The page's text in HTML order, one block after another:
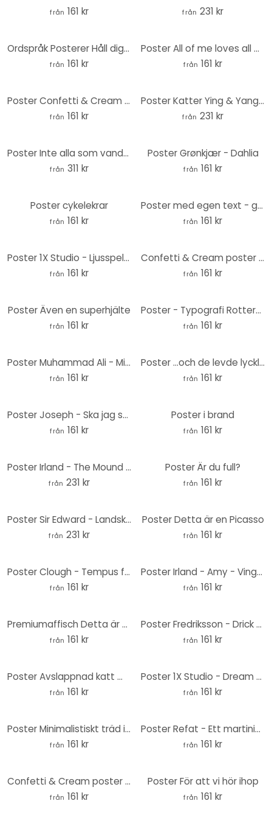
från 161 kr från 231 kr
Ordspråk Posterer Håll dig inspirerad
från 161 kr
Poster All of me loves all of you
från 161 kr
Poster Confetti & Cream - Be-you-tiful
från 161 kr
Poster Katter Ying & Yang - Tunaboylu - Rund
från 231 kr
Poster Inte alla som vandrar går vilse + hjärta sticky dots
från 311 kr
Poster Grønkjær - Dahlia
från 161 kr
Poster cykelekrar
från 161 kr
Poster med egen text - gatuskylt svart och vitt
från 161 kr
Poster 1X Studio - Ljusspel i svartvitt
från 161 kr
Confetti & Cream poster - Lycka är hemlagad
från 161 kr
Poster Även en superhjälte
från 161 kr
Poster - Typografi Rotterdam
från 161 kr
Poster Muhammad Ali - Mielu
från 161 kr
Poster ...och de levde lyckliga i alla sina dagar
från 161 kr
Poster Joseph - Ska jag stanna eller ska jag gå
från 161 kr
Poster i brand
från 161 kr
Poster Irland - The Mound II - Rund
från 231 kr
Poster Är du full?
från 161 kr
Poster Sir Edward - Landskap med leoparder svartvitt
från 231 kr
Poster Detta är en Picasso
från 161 kr
Poster Clough - Tempus fugit
från 161 kr
Poster Irland - Amy - Vingar
från 161 kr
Premiumaffisch Detta är en Monet
från 161 kr
Poster Fredriksson - Drick kaffe och gör gott
från 161 kr
Poster Avslappnad katt med hjärtglasögon - Royle
från 161 kr
Poster 1X Studio - Dream Plan Do
från 161 kr
Poster Minimalistiskt träd i lugnt landskap - Flour
från 161 kr
Poster Refat - Ett martiniglas
från 161 kr
Confetti & Cream poster - Det är de små sakerna i livet
från 161 kr
Poster För att vi hör ihop
från 161 kr